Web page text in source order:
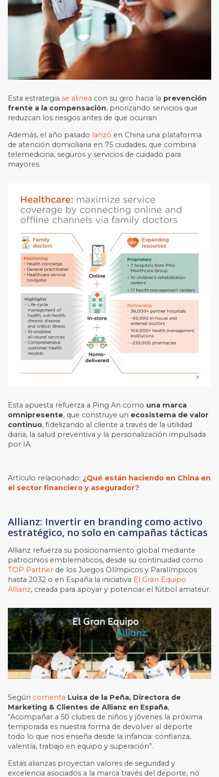
Esta estrategiase alinea con su giro hacia la prevención
frente a la compensación, priorizando servicios que
reduzcan los riesgos antes de que ocurran
Además, el año pasado lanzó en China una plataforma
de atención domiciliaria en 75 ciudades, que combina
telemedicina, seguros y servicios de cuidado para
mayores.
Esta apuesta refuerza a Ping An como una marca
omnipresente, que construye un ecosistema de valor
continuo, fidelizando al cliente a través de la utilidad
diaria, la salud preventiva y la personalización impulsada
por IA.
Artículo relacionado: ¿Qué están haciendo en China en
el sector financiero y asegurador?
Allianz: Invertir en branding como activo
estratégico, no solo en campañas tácticas
Allianz refuerza su posicionamiento global mediante
patrocinios emblemáticos, desde su continuidad como
TOP Partner de los Juegos Olímpicos y Paralímpicos
hasta 2032 o en España la iniciativa El Gran Equipo
Allianz, creada para apoyar y potenciar el fútbol amateur.
Según comenta Luisa de la Peña, Directora de
Marketing & Clientes de Allianz en España,
“Acompañar a 50 clubes de niños y jóvenes la próxima
temporada es nuestra forma de devolver al deporte
todo lo que nos enseña desde la infancia: confianza,
valentía, trabajo en equipo y superación”.
Estas alianzas proyectan valores de seguridad y
excelencia asociados a la marca través del deporte, no